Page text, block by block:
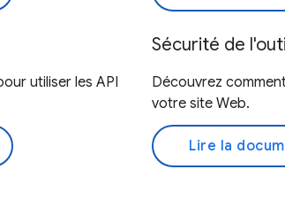
utiliser les API
Sécurité de
Découvrez
votre site Web.
Lire la